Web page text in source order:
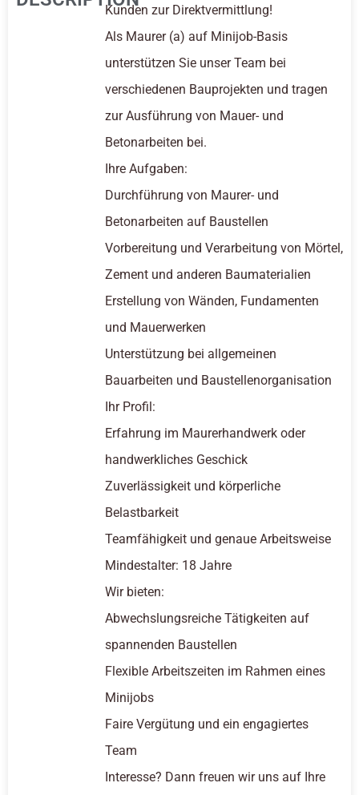
Kunden zur Direktvermittlung!
Als Maurer (a) auf Minijob-Basis
unterstützen Sie unser Team bei
verschiedenen Bauprojekten und tragen
zur Ausführung von Mauer- und
Betonarbeiten bei.
Ihre Aufgaben:
Durchführung von Maurer- und
Betonarbeiten auf Baustellen
Vorbereitung und Verarbeitung von Mörtel,
Zement und anderen Baumaterialien
Erstellung von Wänden, Fundamenten
und Mauerwerken
Unterstützung bei allgemeinen
Bauarbeiten und Baustellenorganisation
Ihr Profil:
Erfahrung im Maurerhandwerk oder
handwerkliches Geschick
Zuverlässigkeit und körperliche
Belastbarkeit
Teamfähigkeit und genaue Arbeitsweise
Mindestalter: 18 Jahre
Wir bieten:
Abwechslungsreiche Tätigkeiten auf
spannenden Baustellen
Flexible Arbeitszeiten im Rahmen eines
Minijobs
Faire Vergütung und ein engagiertes
Team
Interesse? Dann freuen wir uns auf Ihre